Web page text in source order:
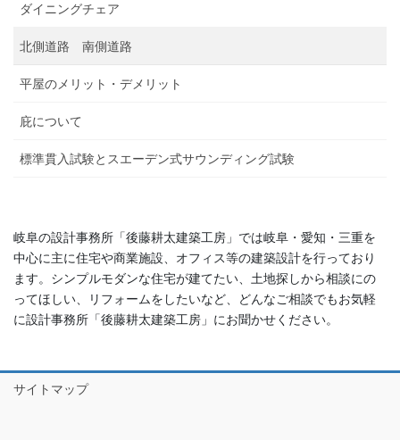
ダイニングチェア
北側道路 南側道路
平屋のメリット・デメリット
庇について
標準貫入試験とスエーデン式サウンディング試験
岐阜の設計事務所「後藤耕太建築工房」では岐阜・愛知・三重を
中心に主に住宅や商業施設、オフィス等の建築設計を行っており
ます。シンプルモダンな住宅が建てたい、土地探しから相談にの
ってほしい、リフォームをしたいなど、どんなご相談でもお気軽
に設計事務所「後藤耕太建築工房」にお聞かせください。
サイトマップ